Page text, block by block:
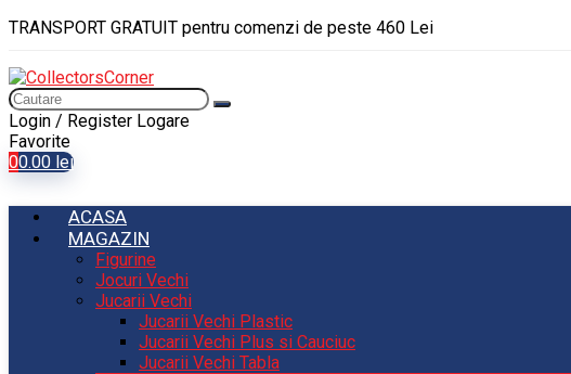
TRANSPORT GRATUIT pentru comenzi de peste 460 Lei
Login / Register Logare
Favorite
00.00 lei
ACASA
MAGAZIN
Figurine
Jocuri Vechi
Jucarii Vechi
Jucarii Vechi Plastic
Jucarii Vechi Plus si Cauciuc
Jucarii Vechi Tabla